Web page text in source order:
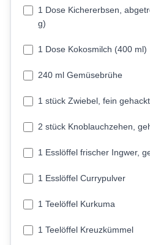
1 Dose Kichererbsen,
g)
1 Dose Kokosmilch (400 ml)
240 ml Gemüsebrühe
1 stück Zwiebel, fein gehackt
2 stück Knoblauchzehen,
1 Esslöffel frischer Ingwer,
1 Esslöffel Currypulver
1 Teelöffel Kurkuma
1 Teelöffel Kreuzkümmel